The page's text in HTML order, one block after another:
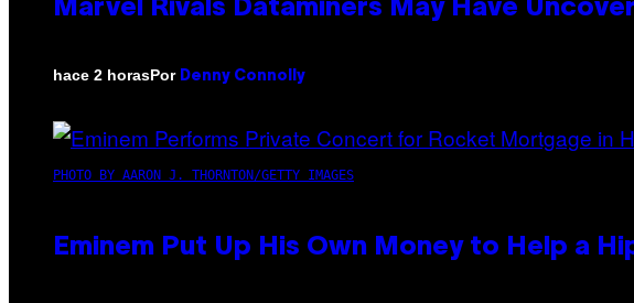
Marvel Rivals Dataminers May Have
hace 2 horasPor Denny Connolly
PHOTO BY AARON J. THORNTON/GETTY IMAGES
Eminem Put Up His Own Money to Help a